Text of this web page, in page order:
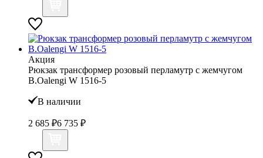
Акция
Рюкзак трансформер розовый перламутр с жемчугом
B.Oalengi W 1516-5
В наличии
2 685 ₽6 735 ₽